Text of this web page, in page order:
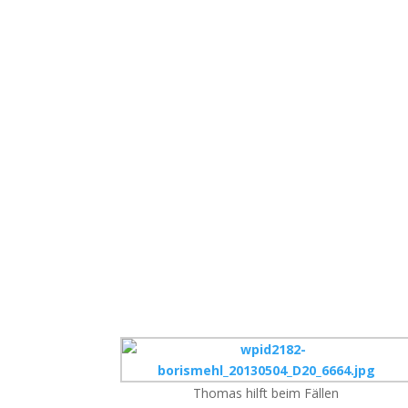
Thomas hilft beim Fällen